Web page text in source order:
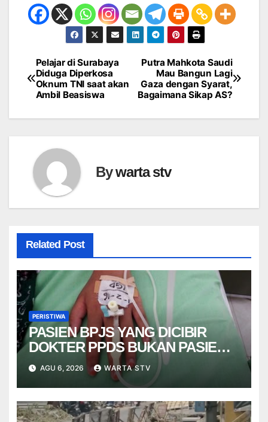
Navigasi
pos
Putra Mahkota Saudi
Mau Bangun Lagi
Gaza dengan Syarat,
Bagaimana Sikap AS?
Pelajar di Surabaya
Diduga Diperkosa
Oknum TNI saat akan
Ambil Beasiswa
Bywarta stv
Related Post
PERISTIWA
PASIEN BPJS YANG DICIBIR
DOKTER PPDS BUKAN PASIEN
RSUP DR. SARDJITO
AGU 6, 2026 WARTA STV